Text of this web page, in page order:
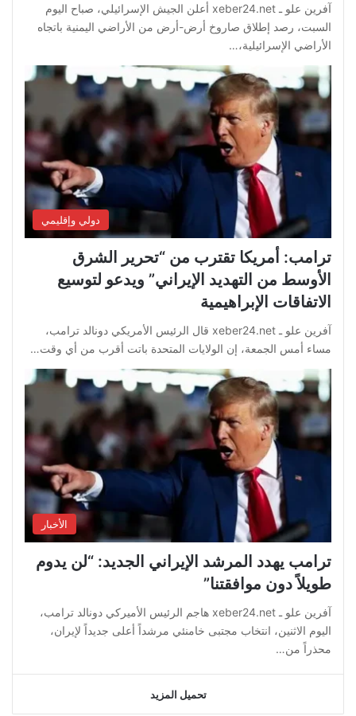
آفرين علو ـ xeber24.net أعلن الجيش الإسرائيلي، صباح اليوم
السبت، رصد إطلاق صاروخ أرض-أرض من الأراضي اليمنية باتجاه
الأراضي الإسرائيلية،…
دولي وإقليمي
ترامب: أمريكا تقترب من “تحرير الشرق
الأوسط من التهديد الإيراني” ويدعو لتوسيع
الاتفاقات الإبراهيمية
آفرين علو ـ xeber24.net قال الرئيس الأمريكي دونالد ترامب،
مساء أمس الجمعة، إن الولايات المتحدة باتت أقرب من أي وقت…
الأخبار
ترامب يهدد المرشد الإيراني الجديد: “لن يدوم
طويلاً دون موافقتنا”
آفرين علو ـ xeber24.net هاجم الرئيس الأميركي دونالد ترامب،
اليوم الاثنين، انتخاب مجتبى خامنئي مرشداً أعلى جديداً لإيران،
محذراً من…
تحميل المزيد